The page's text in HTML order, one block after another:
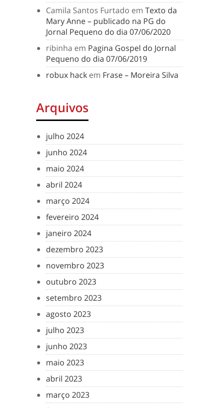
Camila Santos Furtado em Texto da
Mary Anne – publicado na PG do
Jornal Pequeno do dia 07/06/2020
ribinha em Pagina Gospel do Jornal
Pequeno do dia 07/06/2019
robux hack em Frase – Moreira Silva
Arquivos
julho 2024
junho 2024
maio 2024
abril 2024
março 2024
fevereiro 2024
janeiro 2024
dezembro 2023
novembro 2023
outubro 2023
setembro 2023
agosto 2023
julho 2023
junho 2023
maio 2023
abril 2023
março 2023